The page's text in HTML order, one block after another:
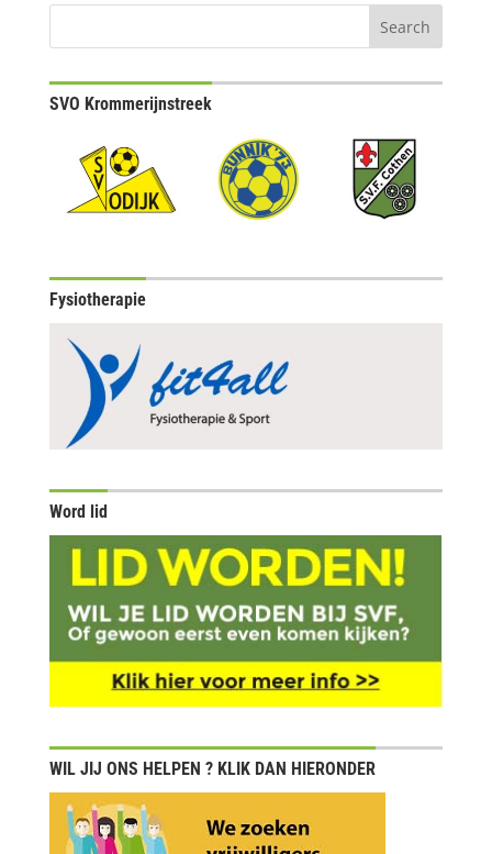
SVO Krommerijnstreek
Fysiotherapie
Word lid
WIL JIJ ONS HELPEN ? KLIK DAN HIERONDER